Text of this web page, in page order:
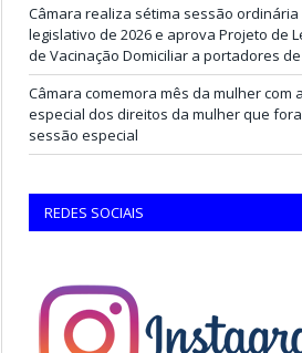
Câmara realiza sétima sessão
legislativo de 2026 e aprova Projeto de
de Vacinação Domiciliar a portadores de
Câmara comemora mês da mulher com
especial dos direitos da mulher que
sessão especial
REDES SOCIAIS